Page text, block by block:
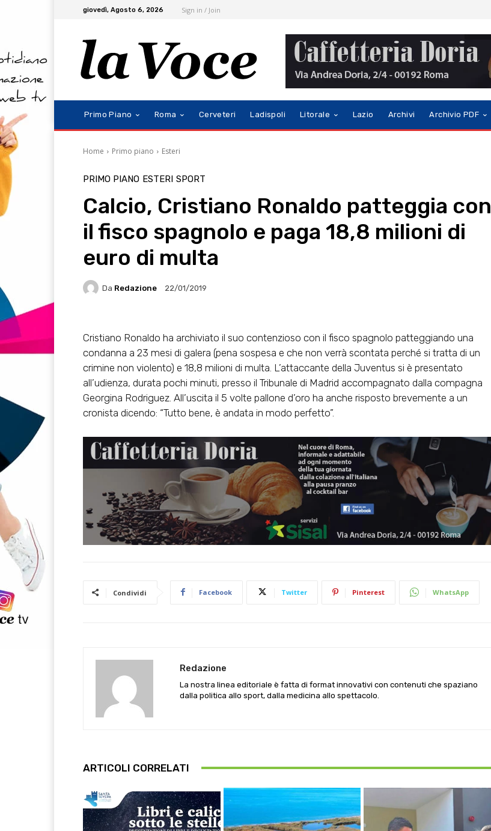
giovedì, Agosto 6, 2026 Sign in / Join
Primo Piano Roma Cerveteri Ladispoli Litorale Lazio Archivi Archivio PDF
Home Primo piano Esteri
PRIMO PIANO ESTERI SPORT
Calcio, Cristiano Ronaldo patteggia con
il fisco spagnolo e paga 18,8 milioni di
euro di multa
Da Redazione 22/01/2019
Cristiano Ronaldo ha archiviato il suo contenzioso con il fisco spagnolo patteggiando una
condanna a 23 mesi di galera (pena sospesa e che non verrà scontata perché si tratta di un
crimine non violento) e 18,8 milioni di multa. L’attaccante della Juventus si è presentato
all’udienza, durata pochi minuti, presso il Tribunale di Madrid accompagnato dalla compagna
Georgina Rodriguez. All’uscita il 5 volte pallone d’oro ha anche risposto brevemente a un
cronista dicendo: “Tutto bene, è andata in modo perfetto”.
Condividi Facebook Twitter Pinterest WhatsApp
Redazione
La nostra linea editoriale è fatta di format innovativi con contenuti che spaziano
dalla politica allo sport, dalla medicina allo spettacolo.
ARTICOLI CORRELATI